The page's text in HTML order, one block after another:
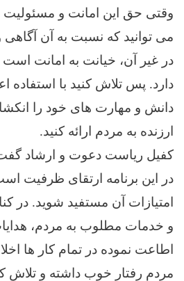
وقتی حق این امانت و مسئولیت
می توانید که نسبت به آن
در غیر آن، خیانت به امانت
دارد. پس تلاش کنید با استفاده
دانش و مهارت های خود را
ارزنده به مردم ارائه کنید.
کفیل ریاست دعوت و ارشاد
در این برنامه ارتقای ظرفیت
امتیازات آن مستفید شوید. در
و خدمات مطلوب به مردم،
اطاعت نموده در تمام کار ها
مردم رفتار خوب داشته و تلاش